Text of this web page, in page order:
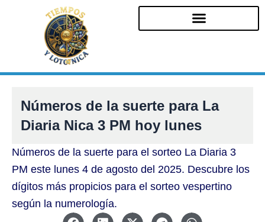
Números de la suerte para La
Diaria Nica 3 PM hoy lunes
Números de la suerte para el sorteo La Diaria 3
PM este lunes 4 de agosto del 2025. Descubre los
dígitos más propicios para el sorteo vespertino
según la numerología.